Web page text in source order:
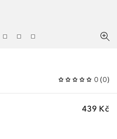
0 (0)
439 Kč